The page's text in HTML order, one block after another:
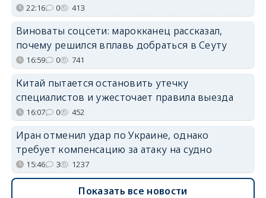
22:16 0 413
Виноваты соцсети: марокканец рассказал,
почему решился вплавь добраться в Сеуту
16:59 0 741
Китай пытается остановить утечку
специалистов и ужесточает правила выезда
16:07 0 452
Иран отменил удар по Украине, однако
требует компенсацию за атаку на судно
15:46 3 1237
Показать все новости